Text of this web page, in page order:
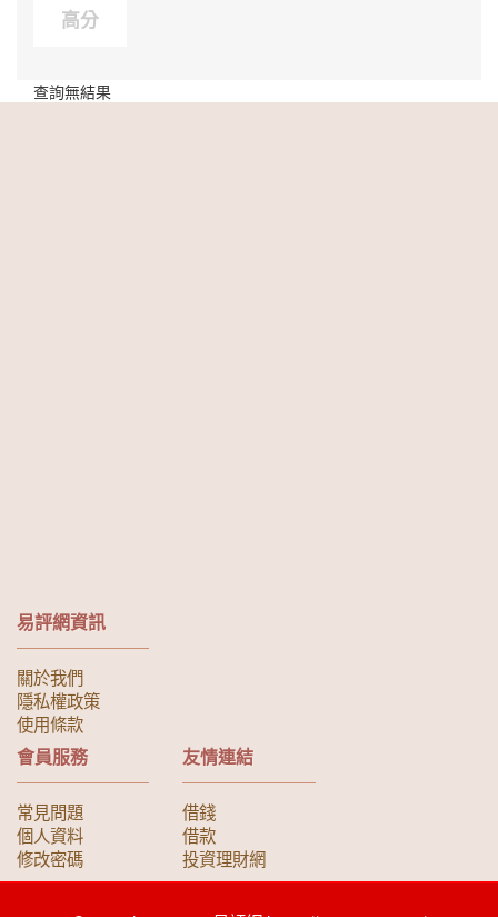
高分
查詢無結果
易評網資訊
關於我們
隱私權政策
使用條款
會員服務
常見問題
個人資料
修改密碼
友情連結
借錢
借款
投資理財網